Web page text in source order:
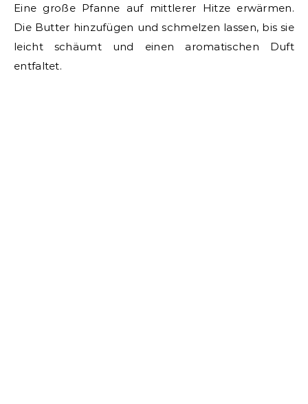
Eine große Pfanne auf mittlerer Hitze erwärmen.
Die Butter hinzufügen und schmelzen lassen, bis sie
leicht schäumt und einen aromatischen Duft
entfaltet.